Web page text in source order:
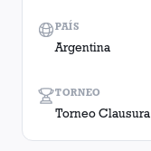
TORNEO
Torneo Clausura
PAÍS
Argentina